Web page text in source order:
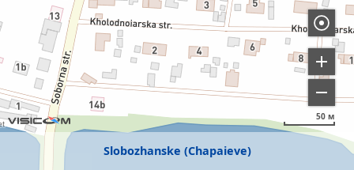
Slobozhanske (Chapaieve)
50 м